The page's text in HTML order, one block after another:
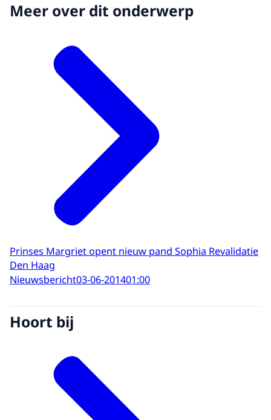
Meer over dit onderwerp
Prinses Margriet opent nieuw pand Sophia Revalidatie
Den Haag
Nieuwsbericht03-06-201401:00
Hoort bij